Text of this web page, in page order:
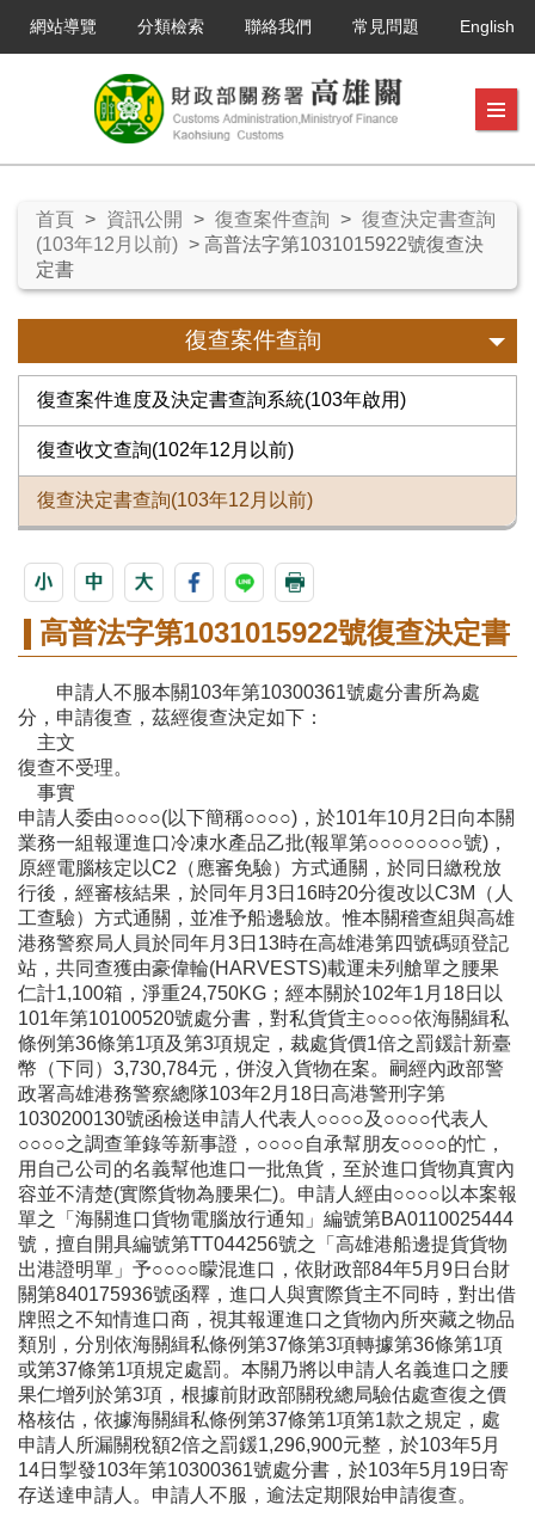
網站導覽 分類檢索 聯絡我們 常見問題 English
首頁 > 資訊公開 > 復查案件查詢 > 復查決定書查詢
(103年12月以前) > 高普法字第1031015922號復查決
定書
復查案件查詢
復查案件進度及決定書查詢系統(103年啟用)
復查收文查詢(102年12月以前)
復查決定書查詢(103年12月以前)
高普法字第1031015922號復查決定書
申請人不服本關103年第10300361號處分書所為處
分，申請復查，茲經復查決定如下：
主文
復查不受理。
事實
申請人委由○○○○(以下簡稱○○○○)，於101年10月2日向本關
業務一組報運進口冷凍水產品乙批(報單第○○○○○○○○號)，
原經電腦核定以C2（應審免驗）方式通關，於同日繳稅放
行後，經審核結果，於同年月3日16時20分復改以C3M（人
工查驗）方式通關，並准予船邊驗放。惟本關稽查組與高雄
港務警察局人員於同年月3日13時在高雄港第四號碼頭登記
站，共同查獲由豪偉輪(HARVESTS)載運未列艙單之腰果
仁計1,100箱，淨重24,750KG；經本關於102年1月18日以
101年第10100520號處分書，對私貨貨主○○○○依海關緝私
條例第36條第1項及第3項規定，裁處貨價1倍之罰鍰計新臺
幣（下同）3,730,784元，併沒入貨物在案。嗣經內政部警
政署高雄港務警察總隊103年2月18日高港警刑字第
1030200130號函檢送申請人代表人○○○○及○○○○代表人
○○○○之調查筆錄等新事證，○○○○自承幫朋友○○○○的忙，
用自己公司的名義幫他進口一批魚貨，至於進口貨物真實內
容並不清楚(實際貨物為腰果仁)。申請人經由○○○○以本案報
單之「海關進口貨物電腦放行通知」編號第BA0110025444
號，擅自開具編號第TT044256號之「高雄港船邊提貨貨物
出港證明單」予○○○○矇混進口，依財政部84年5月9日台財
關第840175936號函釋，進口人與實際貨主不同時，對出借
牌照之不知情進口商，視其報運進口之貨物內所夾藏之物品
類別，分別依海關緝私條例第37條第3項轉據第36條第1項
或第37條第1項規定處罰。本關乃將以申請人名義進口之腰
果仁增列於第3項，根據前財政部關稅總局驗估處查復之價
格核估，依據海關緝私條例第37條第1項第1款之規定，處
申請人所漏關稅額2倍之罰鍰1,296,900元整，於103年5月
14日掣發103年第10300361號處分書，於103年5月19日寄
存送達申請人。申請人不服，逾法定期限始申請復查。